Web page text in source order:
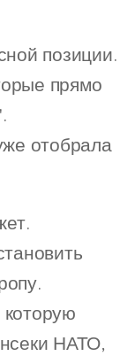
позиции.
прямо
отобрала
НАТО,